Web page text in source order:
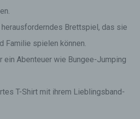
herausforderndes Brettspiel, das sie
Familie spielen können.
ein Abenteuer wie Bungee-Jumping
T-Shirt mit ihrem Lieblingsband-